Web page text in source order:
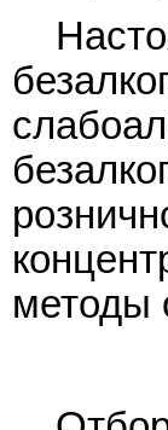
методы